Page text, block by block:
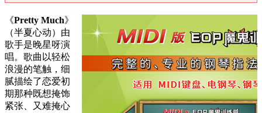
《Pretty Much》
（半夏心动）由
歌手是晚星呀演
唱。歌曲以轻松
浪漫的笔触，细
腻描绘了恋爱初
期那种既想掩饰
紧张、又难掩心